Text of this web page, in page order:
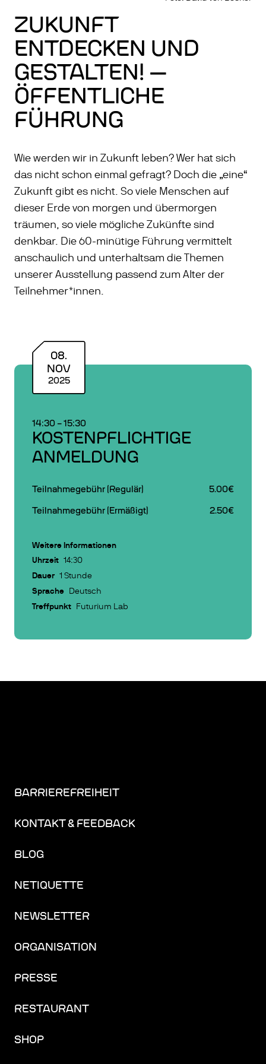
ZUKUNFT
ENTDECKEN UND
GESTALTEN! —
ÖFFENTLICHE
FÜHRUNG
Wie werden wir in Zukunft leben? Wer hat sich
das nicht schon einmal gefragt? Doch die „eine“
Zukunft gibt es nicht. So viele Menschen auf
dieser Erde von morgen und übermorgen
träumen, so viele mögliche Zukünfte sind
denkbar. Die 60-minütige Führung vermittelt
anschaulich und unterhaltsam die Themen
unserer Ausstellung passend zum Alter der
Teilnehmer*innen.
08.
NOV
2025
14:30 –15:30
KOSTENPFLICHTIGE
ANMELDUNG
Teilnahmegebühr (Regulär) 5.00€
Teilnahmegebühr (Ermäßigt) 2.50€
Weitere Informationen
Uhrzeit 14:30
Dauer 1 Stunde
Sprache Deutsch
Treffpunkt Futurium Lab
BARRIEREFREIHEIT
KONTAKT & FEEDBACK
BLOG
NETIQUETTE
NEWSLETTER
ORGANISATION
PRESSE
RESTAURANT
SHOP